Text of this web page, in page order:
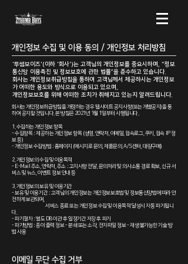
개인정보 수집 및 이용 동의 / 개인정보 처리방침
'투썸보이즈'(이하 '회사')는 고객님의 개인정보를 중요시하며, "정보
통신망 이용촉진 및 정보보호에 관한 법률”을 준수하고 있습니다.
회사는 개인정보취급방침을 통하여 고객님께서 제공하시는 개인정보
가 어떠한 용도와 방식으로 이용되고 있으며,
개인정보보호를 위해 어떠한 조치가 취해지고 있는지 알려드립니다.
회사는 개인정보취급방침을 개정하는 경우 웹사이트 공지사항(또는 개별공지)을 통
하여 공지할 것입니다. 본 방침은 2021년 1월 1일부터 시행됩니다.
1. 수집하는 개인정보 항목
- 수집항목 : 제공하는 개인정보 항목 (성명, 연락처, 이메일, 접속로그, 쿠키, 접속 IP 정
보 등)
- 개인정보 수집방법 : 홈페이지 (메시지로 문의, 제품문의, A/S센터, 대량구매)
2. 개인정보의 수집 및 이용목적
- E-Mail 주소, 연락처, 주소 : 고지사항 전달, 문의처리 및 의사소통 경로 확보, 신규 서
비스 및 뉴스, 이벤트 정보 안내 등
3. 개인정보의 보유 및 이용기간
- 보유 및 이용기간 : 고객님의 개인정보는 개인정보보호법 및 정보통신망법에 따라 안
전하게 보관되며,
서비스 종료 또는 개인정보 수집 및 이용목적 달성시 자동 파기됩니
다.
- 파기절차 : 별도 DB 이관 후 일정기간 저장 후 파기
- 파기방법 : 종이 출력 정보 - 분쇄 또는 소각, 전자파일 정보 - 재생 불가능한 기술 방
법 사용
이메일 무단 수집 거부